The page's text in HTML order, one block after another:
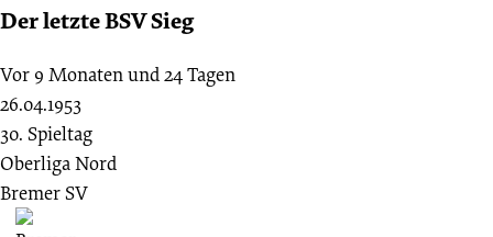
Der letzte BSV Sieg
Vor 9 Monaten und 24 Tagen
26.04.1953
30. Spieltag
Oberliga Nord
Bremer SV